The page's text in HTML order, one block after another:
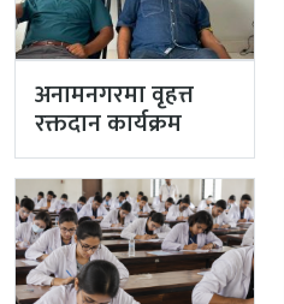
अनामनगरमा वृहत्त
रक्तदान कार्यक्रम